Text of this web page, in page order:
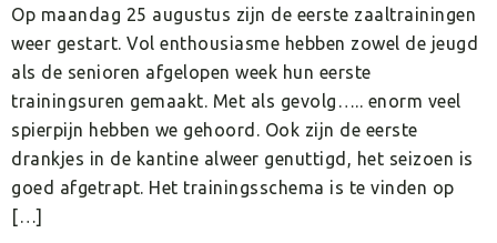
Op maandag 25 augustus zijn de eerste zaaltrainingen
weer gestart. Vol enthousiasme hebben zowel de jeugd
als de senioren afgelopen week hun eerste
trainingsuren gemaakt. Met als gevolg….. enorm veel
spierpijn hebben we gehoord. Ook zijn de eerste
drankjes in de kantine alweer genuttigd, het seizoen is
goed afgetrapt. Het trainingsschema is te vinden op
[…]